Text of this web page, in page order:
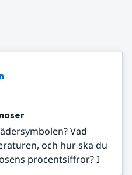
Vad
och hur ska du
procentsiffror? I